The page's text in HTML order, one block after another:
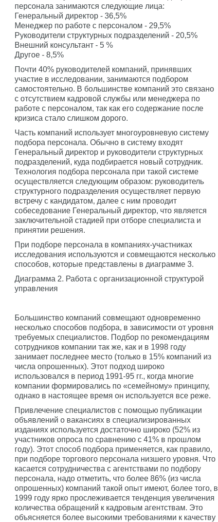
персонала занимаются следующие лица:
Генеральный директор - 36,5%
Менеджер по работе с персоналом - 29,5%
Руководители структурных подразделений - 20,5%
Внешний консультант - 5 %
Другое - 8,5%
Почти 40% руководителей компаний, принявших
участие в исследовании, занимаются подбором
самостоятельно. В большинстве компаний это связано
с отсутствием кадровой службы или менеджера по
работе с персоналом, так как его содержание после
кризиса стало слишком дорого.
Часть компаний использует многоуровневую систему
подбора персонала. Обычно в систему входят
Генеральный директор и руководители структурных
подразделений, куда подбирается новый сотрудник.
Технология подбора персонала при такой системе
осуществляется следующим образом: руководитель
структурного подразделения осуществляет первую
встречу с кандидатом, далее с ним проводит
собеседование Генеральный директор, что является
заключительной стадией при отборе специалиста и
принятии решения.
При подборе персонала в компаниях-участниках
исследования используются и совмещаются несколько
способов, которые представлены в диаграмме 3.
Диаграмма 2. Работа с организационной структурой
управления
Большинство компаний совмещают одновременно
несколько способов подбора, в зависимости от уровня
требуемых специалистов. Подбор по рекомендациям
сотрудников компании так же, как и в 1998 году
занимает последнее место (только в 15% компаний из
числа опрошенных). Этот подход широко
использовался в период 1991-95 гг., когда многие
компании формировались по «семейному» принципу,
однако в настоящее время он используется все реже.
Привлечение специалистов с помощью публикации
объявлений о вакансиях в специализированных
изданиях используется достаточно широко (52% из
участников опроса по сравнению с 41% в прошлом
году). Этот способ подбора применяется, как правило,
при подборе торгового персонала низшего уровня. Что
касается сотрудничества с агентствами по подбору
персонала, надо отметить, что более 86% (из числа
опрошенных) компаний такой опыт имеют, более того, в
1999 году ярко прослеживается тенденция увеличения
количества обращений к кадровым агентствам. Это
объясняется более высокими требованиями к качеству